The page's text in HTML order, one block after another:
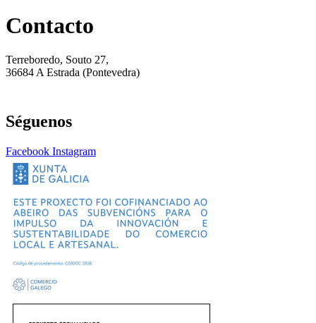
Contacto
Terreboredo, Souto 27,
36684 A Estrada (Pontevedra)
Séguenos
Facebook Instagram